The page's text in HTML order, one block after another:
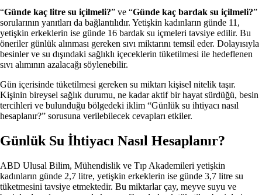
“Günde kaç litre su içilmeli?” ve “Günde kaç bardak su içilmeli?”
sorularının yanıtları da bağlantılıdır. Yetişkin kadınların günde 11,
yetişkin erkeklerin ise günde 16 bardak su içmeleri tavsiye edilir. Bu
öneriler günlük alınması gereken sıvı miktarını temsil eder. Dolayısıyla
besinler ve su dışındaki sağlıklı içeceklerin tüketilmesi ile hedeflenen
sıvı alımının azalacağı söylenebilir.
Gün içerisinde tüketilmesi gereken su miktarı kişisel nitelik taşır.
Kişinin bireysel sağlık durumu, ne kadar aktif bir hayat sürdüğü, besin
tercihleri ve bulunduğu bölgedeki iklim “Günlük su ihtiyacı nasıl
hesaplanır?” sorusuna verilebilecek cevapları etkiler.
Günlük Su İhtiyacı Nasıl Hesaplanır?
ABD Ulusal Bilim, Mühendislik ve Tıp Akademileri yetişkin
kadınların günde 2,7 litre, yetişkin erkeklerin ise günde 3,7 litre su
tüketmesini tavsiye etmektedir. Bu miktarlar çay, meyve suyu ve